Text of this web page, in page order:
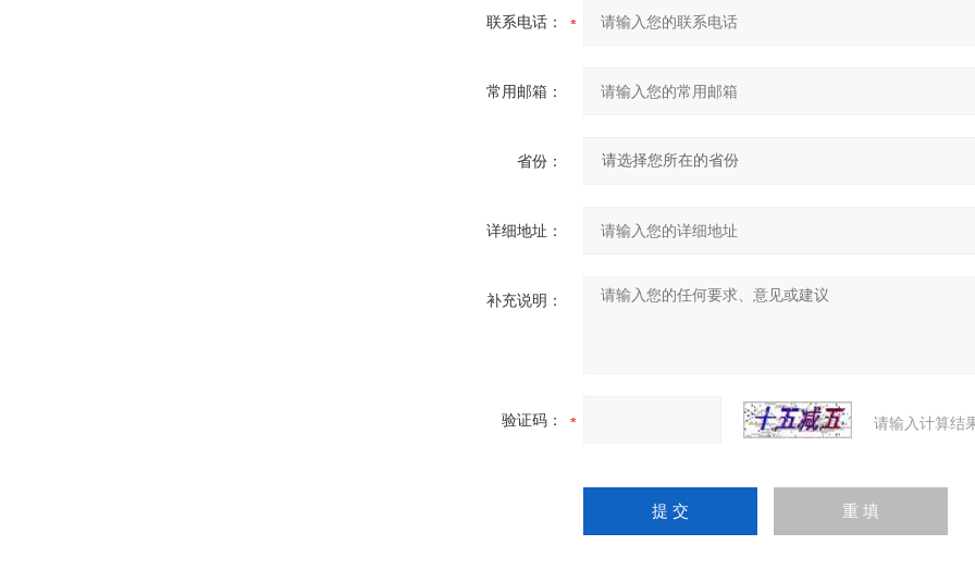
联系电话：
常用邮箱：
省份：
详细地址：
补充说明：
验证码： 请输入计算结